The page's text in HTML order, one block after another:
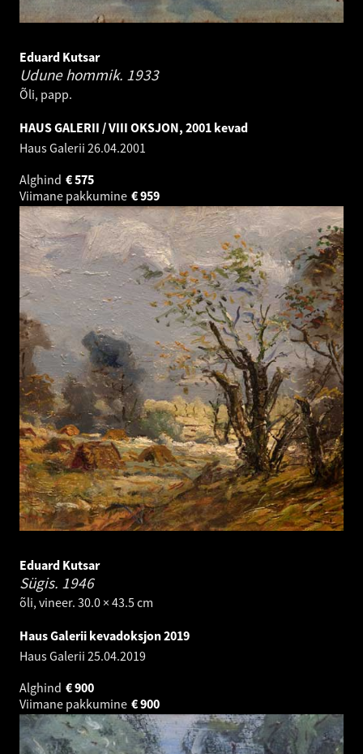
Eduard Kutsar
Udune hommik. 1933
Õli, papp.
HAUS GALERII / VIII OKSJON, 2001 kevad
Haus Galerii 26.04.2001
Alghind
575
€
Viimane pakkumine
959
€
Eduard Kutsar
Sügis. 1946
õli, vineer. 30.0 × 43.5 cm
Haus Galerii kevadoksjon 2019
Haus Galerii 25.04.2019
Alghind
900
€
Viimane pakkumine
900
€